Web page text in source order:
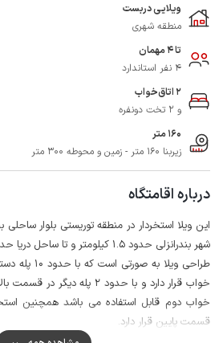
ویلایی دربست
منطقه شهری
تا 4 مهمان
4 نفر استاندارد
2 اتاق‌خواب
و 2 تخت دونفره
160 متر
زیربنا 160 متر - زمین و محوطه 300 متر
درباره اقامتگاه
این ویلا استخردار در منطقه توریستی بلوار
شهر بندرانزلی حدود 1.5 کیلومتر و تا ساحل دریا حدود 500 متر فاصله دارد.
طراحی ویلا
خواب قرار دارد و با حدود 2 پله
قسمت پایین قرار دارد.